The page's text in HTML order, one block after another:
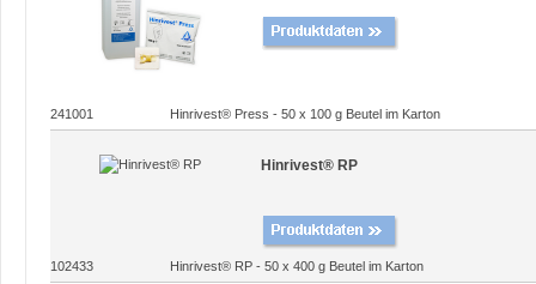
241001 Hinrivest® Press - 50 x 100 g Beutel im Karton
Hinrivest® RP
102433 Hinrivest® RP - 50 x 400 g Beutel im Karton